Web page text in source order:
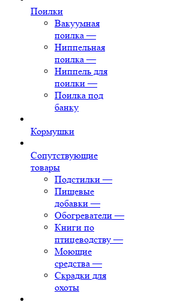
Поилки
Вакуумная
поилка —
Ниппельная
поилка —
Ниппель для
поилки —
Поилка под
банку
Кормушки
Сопутствующие
товары
Подстилки —
Пищевые
добавки —
Обогреватели —
Книги по
птицеводству —
Моющие
средства —
Скрадки для
охоты